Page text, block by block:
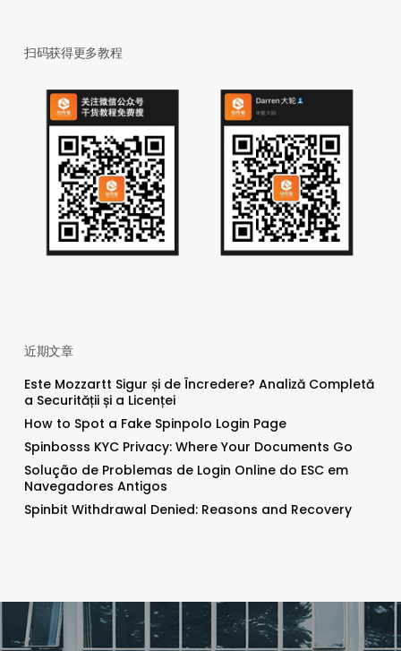
扫码获得更多教程
近期文章
Este Mozzartt Sigur și de Încredere? Analiză Completă
a Securității și a Licenței
How to Spot a Fake Spinpolo Login Page
Spinbosss KYC Privacy: Where Your Documents Go
Solução de Problemas de Login Online do ESC em
Navegadores Antigos
Spinbit Withdrawal Denied: Reasons and Recovery